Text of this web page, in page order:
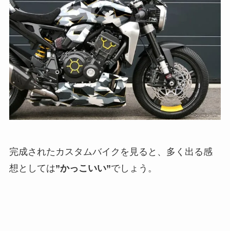
完成されたカスタムバイクを見ると、多く出る感
想としては”かっこいい”でしょう。